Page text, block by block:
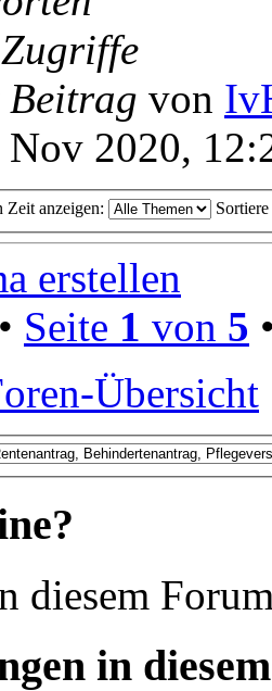
Zugriffe
Beitrag von
2020,
Zeit anzeigen:
erstellen
Seite 1 von 5
Übersicht
diesem
in